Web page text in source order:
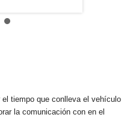
tiempo que conlleva el vehículo
la comunicación con en el